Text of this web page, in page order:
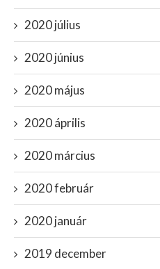
2020 július
2020 június
2020 május
2020 április
2020 március
2020 február
2020 január
2019 december